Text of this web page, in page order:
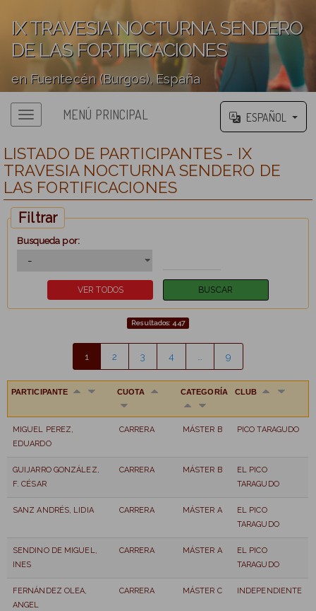
IX TRAVESIA NOCTURNA SENDERO
DE LAS FORTIFICACIONES
en Fuentecén (Burgos), España
MENÚ PRINCIPAL ESPAÑOL
LISTADO DE PARTICIPANTES - IX
TRAVESIA NOCTURNA SENDERO DE
LAS FORTIFICACIONES
Filtrar
Busqueda por:
Resultados: 447
1 2 3 4 9
PARTICIPANTE CUOTA CATEGORÍA CLUB
MIGUEL PEREZ,
EDUARDO
CARRERA MÁSTER B PICO TARAGUDO
GUIJARRO GONZÁLEZ,
F. CÉSAR
CARRERA MÁSTER B
EL PICO
TARAGUDO
SANZ ANDRÉS, LIDIA CARRERA MÁSTER A
EL PICO
TARAGUDO
SENDINO DE MIGUEL,
INES
CARRERA MÁSTER A
EL PICO
TARAGUDO
FERNÁNDEZ OLEA,
ANGEL
CARRERA MÁSTER C INDEPENDIENTE